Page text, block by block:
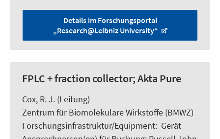
Details im Forschungsportal
„Research@Leibniz University“
FPLC + fraction collector; Akta Pure
Cox, R. J. (Leitung)
Zentrum für Biomolekulare Wirkstoffe (BMWZ)
Forschungsinfrastruktur/Equipment: Gerät